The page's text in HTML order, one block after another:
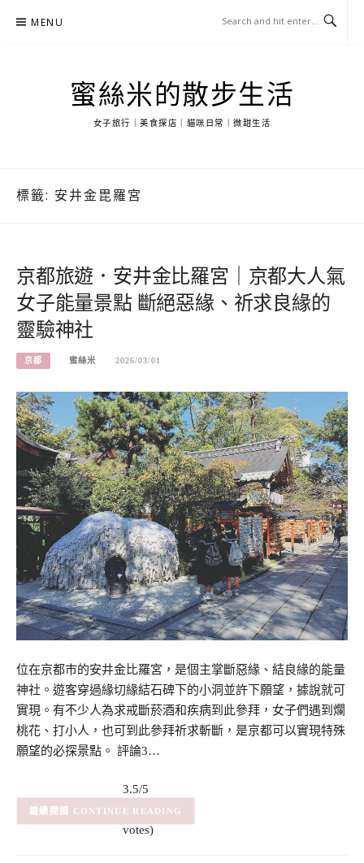
MENU
蜜絲米的散步生活
女子旅行｜美食探店｜貓咪日常｜微甜生活
標籤: 安井金毘羅宮
京都旅遊．安井金比羅宮｜京都大人氣
女子能量景點 斷絕惡緣、祈求良緣的
靈驗神社
京都 蜜絲米 2026/03/01
位在京都市的安井金比羅宮，是個主掌斷惡緣、結良緣的能量
神社。遊客穿過緣切緣結石碑下的小洞並許下願望，據說就可
實現。有不少人為求戒斷菸酒和疾病到此參拜，女子們遇到爛
桃花、打小人，也可到此參拜祈求斬斷，是京都可以實現特殊
願望的必探景點。 評論3…
3.5/5
– (8
votes)
(8) CONTINUE READING